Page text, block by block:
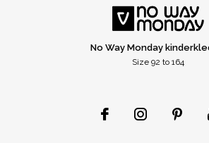
No Way Monday
Size 92 to 164